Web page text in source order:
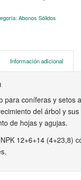
Abonos Sólidos
Información adicional
para coníferas y setos
del árbol y
de hojas y agujas.
12+6+14 (4+23,8)